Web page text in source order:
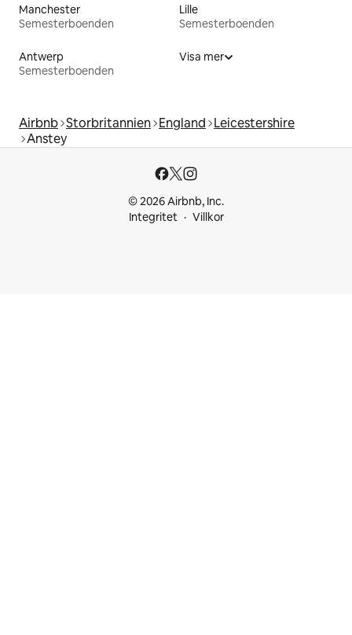
Manchester
Semesterboenden
Lille
Semesterboenden
Antwerp
Semesterboenden
Visa mer
Airbnb Storbritannien England Leicestershire
Anstey
© 2026 Airbnb, Inc.
Integritet
Villkor